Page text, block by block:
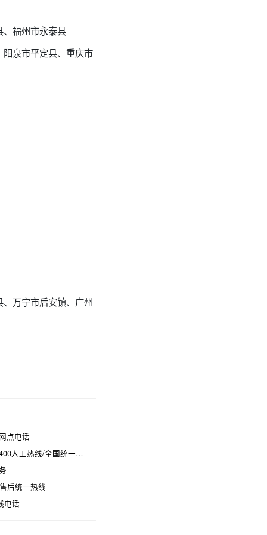
福州市永泰县
泉市平定县、重庆市
万宁市后安镇、广州
点电话
/全国统一维修电话是多少
后统一热线
电话